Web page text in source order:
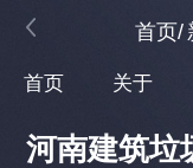
首页/
首页 关于
河南建筑垃